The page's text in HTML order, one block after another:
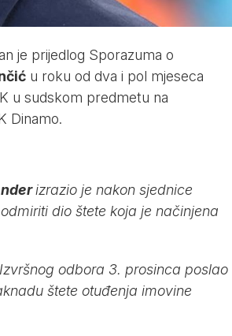
je prijedlog Sporazuma o
u roku od dva i pol mjeseca
u sudskom predmetu na
Dinamo.
izrazio je nakon sjednice
dio štete koja je načinjena
odbora 3. prosinca poslao
štete otuđenja imovine